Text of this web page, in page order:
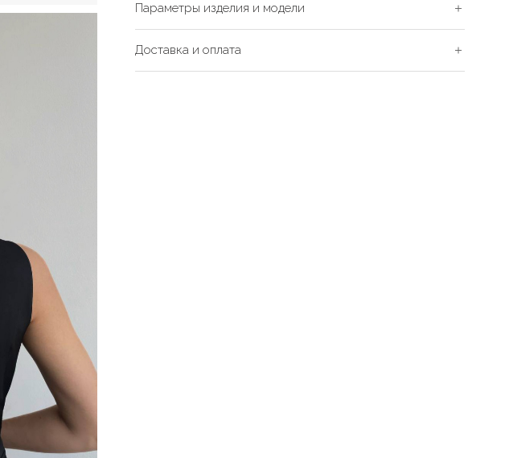
Параметры изделия и модели
Доставка и оплата